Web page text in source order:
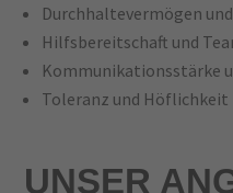
Durchhaltevermögen
Hilfsbereitschaft und
Kommunikationsstärke
Toleranz und Höflichkeit
UNSER